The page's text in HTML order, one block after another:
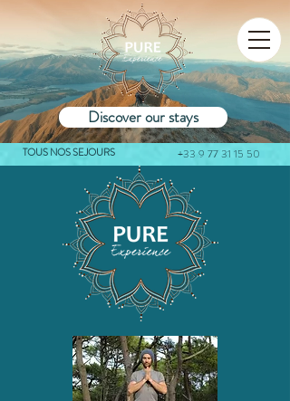
Discover our stays
+33 9 77 31 15 50
TOUS NOS SEJOURS